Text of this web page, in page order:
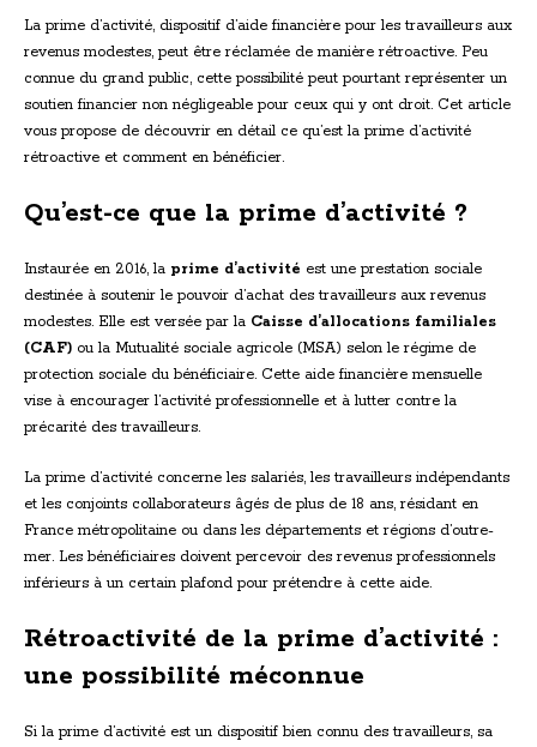
La prime d’activité, dispositif d’aide financière pour les travailleurs aux
revenus modestes, peut être réclamée de manière rétroactive. Peu
connue du grand public, cette possibilité peut pourtant représenter un
soutien financier non négligeable pour ceux qui y ont droit. Cet article
vous propose de découvrir en détail ce qu’est la prime d’activité
rétroactive et comment en bénéficier.
Qu’est-ce que la prime d’activité ?
Instaurée en 2016, la prime d’activité est une prestation sociale
destinée à soutenir le pouvoir d’achat des travailleurs aux revenus
modestes. Elle est versée par la Caisse d’allocations familiales
(CAF) ou la Mutualité sociale agricole (MSA) selon le régime de
protection sociale du bénéficiaire. Cette aide financière mensuelle
vise à encourager l’activité professionnelle et à lutter contre la
précarité des travailleurs.
La prime d’activité concerne les salariés, les travailleurs indépendants
et les conjoints collaborateurs âgés de plus de 18 ans, résidant en
France métropolitaine ou dans les départements et régions d’outre-
mer. Les bénéficiaires doivent percevoir des revenus professionnels
inférieurs à un certain plafond pour prétendre à cette aide.
Rétroactivité de la prime d’activité :
une possibilité méconnue
Si la prime d’activité est un dispositif bien connu des travailleurs, sa